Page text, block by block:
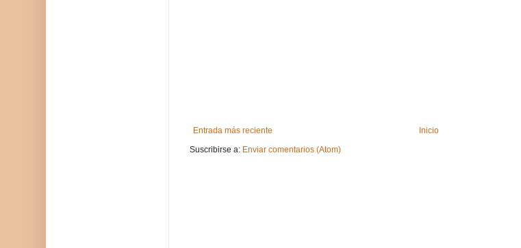
Entrada más reciente
Inicio
Suscribirse a: Enviar comentarios (Atom)